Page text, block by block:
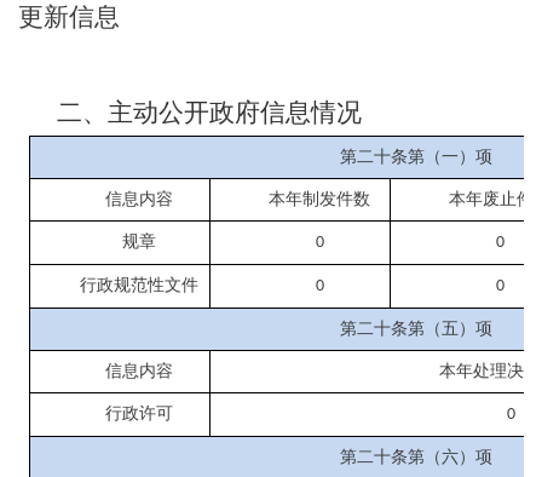
更新信息
二、主动公开政府信息情况
第二十条第（一）项
信息内容 本年制发件数 本年废止件
规章 0 0
行政规范性文件 0 0
第二十条第（五）项
信息内容 本年处理决
行政许可 0
第二十条第（六）项